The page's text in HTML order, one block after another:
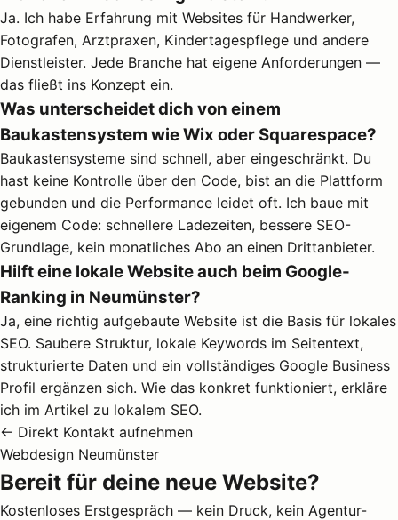
Ja. Ich habe Erfahrung mit Websites für Handwerker,
Fotografen, Arztpraxen, Kindertagespflege und andere
Dienstleister. Jede Branche hat eigene Anforderungen —
das fließt ins Konzept ein.
Was unterscheidet dich von einem
Baukastensystem wie Wix oder Squarespace?
Baukastensysteme sind schnell, aber eingeschränkt. Du
hast keine Kontrolle über den Code, bist an die Plattform
gebunden und die Performance leidet oft. Ich baue mit
eigenem Code: schnellere Ladezeiten, bessere SEO-
Grundlage, kein monatliches Abo an einen Drittanbieter.
Hilft eine lokale Website auch beim Google-
Ranking in Neumünster?
Ja, eine richtig aufgebaute Website ist die Basis für lokales
SEO. Saubere Struktur, lokale Keywords im Seitentext,
strukturierte Daten und ein vollständiges Google Business
Profil ergänzen sich. Wie das konkret funktioniert, erkläre
ich im Artikel zu lokalem SEO.
← Direkt Kontakt aufnehmen
Webdesign Neumünster
Bereit für deine neue Website?
Kostenloses Erstgespräch — kein Druck, kein Agentur-